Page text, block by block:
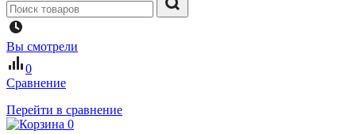
Вы смотрели
0
Сравнение
Перейти в сравнение
0